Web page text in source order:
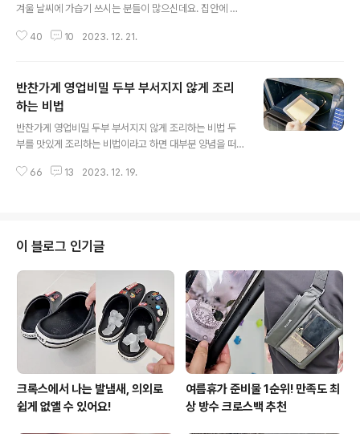
겨울 날씨에 가습기 쓰시는 분들이 많으신데요. 집안에 촉
고 해요. 매년 겨울마다 요긴하게 써먹는 가습기 세척 꿀팁
니 세균번식이 우려된다면 이 방법을 써보세요. 가습기 본
체는 물티슈로 닦아도 충분하고요. 물통을 신경 써서 닦아
야 하는데요. 가습기에서 분리한 물통을 흐르는 물로 가볍
게 헹궈주세요. 이때 부드러운 솔이나 수세미로 물통 안쪽
을 닦아주면 물 때 예방에 도움이 돼요. 매일 물을 갈아주고
헹궈서 물세척만 해도 물때나 세균 번식을 막을 수 있고요.
40 10 2023. 12. 21.
반찬가게 영업비밀 두부 부서지지 않게 조리
하는 비법
반찬가게 영업비밀 두부 부서지지 않게 조리하는 비법 두
부를 맛있게 조리하는 비법이라고 하면 대부분 양념을 떠
적인 비법이 있어요! 오늘 그 비법을 알려드릴게요^^ 사실
서지지 않고, 부드러우면서도 쫄깃한 식감도 살리고, 양념
도 더 잘 배게 만드는 비법! 두부를 전자레인지로 돌리기만
하면 된답니다^^ 두부를 요리에 알맞게 썰어주시고요. 접
시에 키친타월 한장 깔고 두부를 적당한 간격을 두고 담아
주세요. 그대로 전자레인지에 넣고요~ 3분만 돌리는 거예
요. 두부를 전자레인지로 3분정도 데우면 김이..
66 13 2023. 12. 19.
이 블로그 인기글
크록스에서 나는 발냄새, 의외로
쉽게 없앨 수 있어요!
여름휴가 준비물 1순위! 만족도 최
상 방수 크로스백 추천